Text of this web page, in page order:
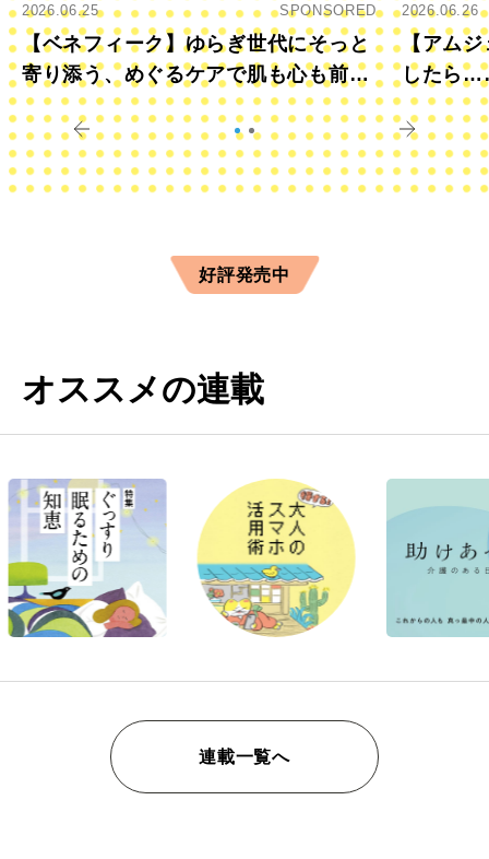
2026.06.25 SPONSORED
【ベネフィーク】ゆらぎ世代にそっと
寄り添う、めぐるケアで肌も心も前向
きに
2026.06.26
【アムジ
したら
すか？
好評発売中
オススメの連載
連載一覧へ